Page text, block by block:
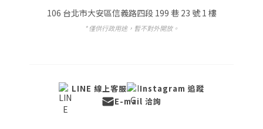
106 台北市大安區信義路四段 199 巷 23 號 1 樓
* 僅供行政用途，暫不對外開放。
LINE 線上客服
Instagram 追蹤
E-mail 洽詢